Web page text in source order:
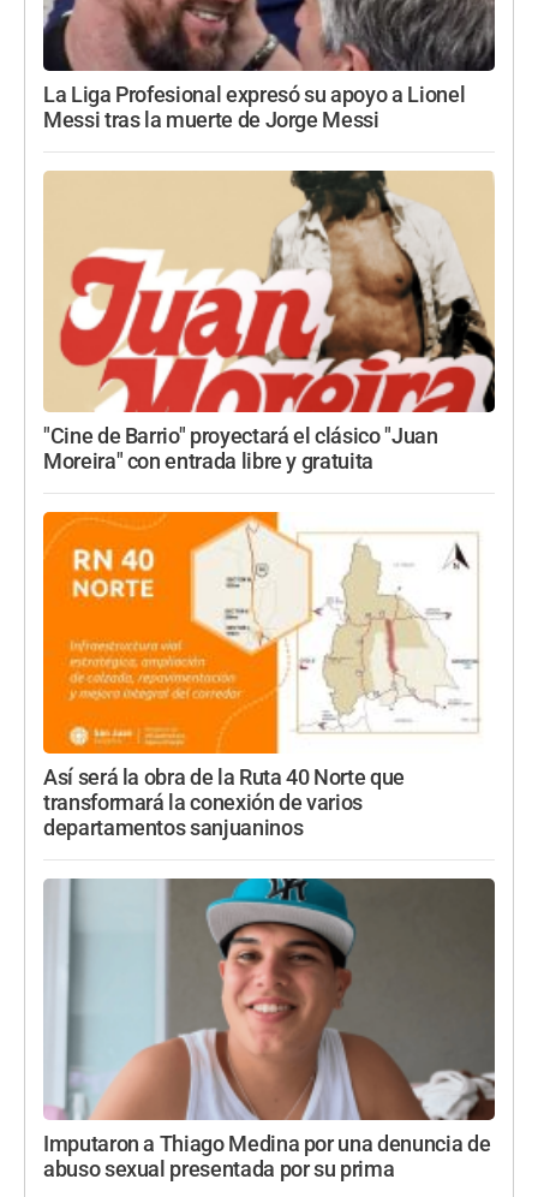
La Liga Profesional expresó su apoyo a Lionel
Messi tras la muerte de Jorge Messi
"Cine de Barrio" proyectará el clásico "Juan
Moreira" con entrada libre y gratuita
Así será la obra de la Ruta 40 Norte que
transformará la conexión de varios
departamentos sanjuaninos
Imputaron a Thiago Medina por una denuncia de
abuso sexual presentada por su prima